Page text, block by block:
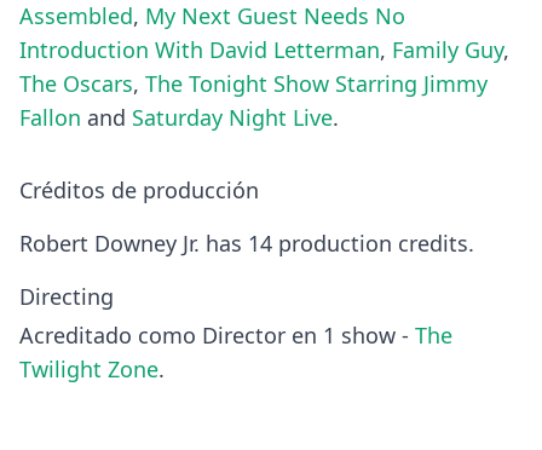
Assembled, My Next Guest Needs No
Introduction With David Letterman, Family Guy,
The Oscars, The Tonight Show Starring Jimmy
Fallon and Saturday Night Live.
Créditos de producción
Robert Downey Jr. has 14 production credits.
Directing
Acreditado como Director en 1 show - The
Twilight Zone.